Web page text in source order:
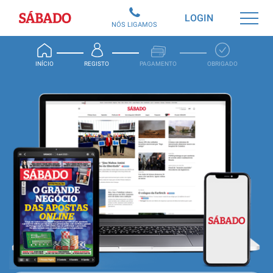
Sábado
INÍCIO REGISTO PAGAMENTO OBRIGADO
LOGIN
NÓS LIGAMOS